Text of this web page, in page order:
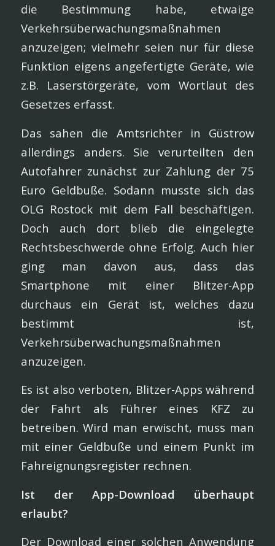
die Bestimmung habe, etwaige
Verkehrsüberwachungsmaßnahmen
anzuzeigen; vielmehr seien nur für diese
Funktion eigens angefertigte Geräte, wie
z.B. Laserstörgeräte, vom Wortlaut des
Gesetzes erfasst.
Das sahen die Amtsrichter in Güstrow
allerdings anders. Sie verurteilten den
Autofahrer zunächst zur Zahlung der 75
Euro Geldbuße. Sodann musste sich das
OLG Rostock mit dem Fall beschäftigen.
Doch auch dort blieb die eingelegte
Rechtsbeschwerde ohne Erfolg. Auch hier
ging man davon aus, dass das
Smartphone mit einer Blitzer-App
durchaus ein Gerät ist, welches dazu
bestimmt ist,
Verkehrsüberwachungsmaßnahmen
anzuzeigen.
Es ist also verboten, Blitzer-Apps während
der Fahrt als Führer eines KFZ zu
betreiben. Wird man erwischt, muss man
mit einer Geldbuße und einem Punkt im
Fahreignungsregister rechnen.
Ist der App-Download überhaupt
erlaubt?
Der Download einer solchen Anwendung